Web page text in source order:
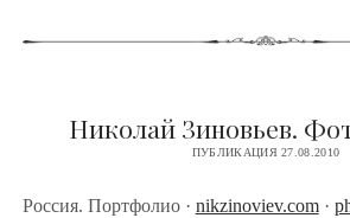
ВСЕ ЗАПИСИ
РИСУНКИ
ИЛЛЮСТРАЦИЯ
ЖИВОПИСЬ
Николай Зиновьев.
ПУБЛИКАЦИЯ 27.08.2010
Россия. Портфолио· nikzinoviev.com·